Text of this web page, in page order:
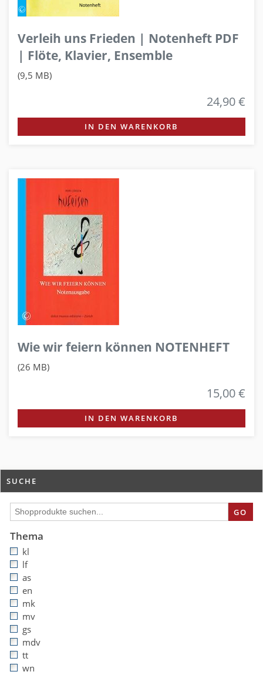
Verleih uns Frieden | Notenheft PDF
| Flöte, Klavier, Ensemble
(9,5 MB)
24,90 €
IN DEN WARENKORB
Wie wir feiern können NOTENHEFT
(26 MB)
15,00 €
IN DEN WARENKORB
SUCHE
GO
Thema
kl
lf
as
en
mk
mv
gs
mdv
tt
wn